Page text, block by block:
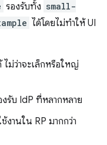
รองรับทั้ง small-
ได้โดยไม่ทำให้ UI
ไม่ว่าจะเล็กหรือใหญ่
งรับ IdP ที่หลากหลาย
านใน RP มากกว่า